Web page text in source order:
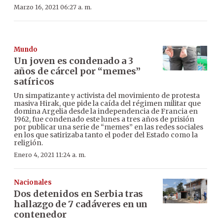
Marzo 16, 2021 06:27 a. m.
Mundo
Un joven es condenado a 3
años de cárcel por “memes”
satíricos
Un simpatizante y activista del movimiento de protesta
masiva Hirak, que pide la caída del régimen militar que
domina Argelia desde la independencia de Francia en
1962, fue condenado este lunes a tres años de prisión
por publicar una serie de “memes” en las redes sociales
en los que satirizaba tanto el poder del Estado como la
religión.
Enero 4, 2021 11:24 a. m.
Nacionales
Dos detenidos en Serbia tras
hallazgo de 7 cadáveres en un
contenedor